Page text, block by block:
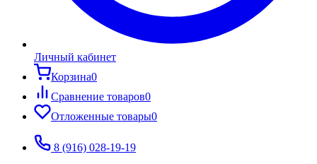
Личный кабинет
Корзина0
Сравнение товаров0
Отложенные товары0
8 (916) 028-19-19